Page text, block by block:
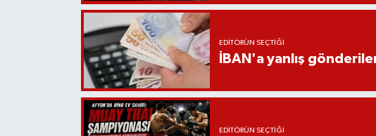
EDITÖRÜN SEÇTIĞI
İBAN'a yanlış
EDITÖRÜN SEÇTIĞI